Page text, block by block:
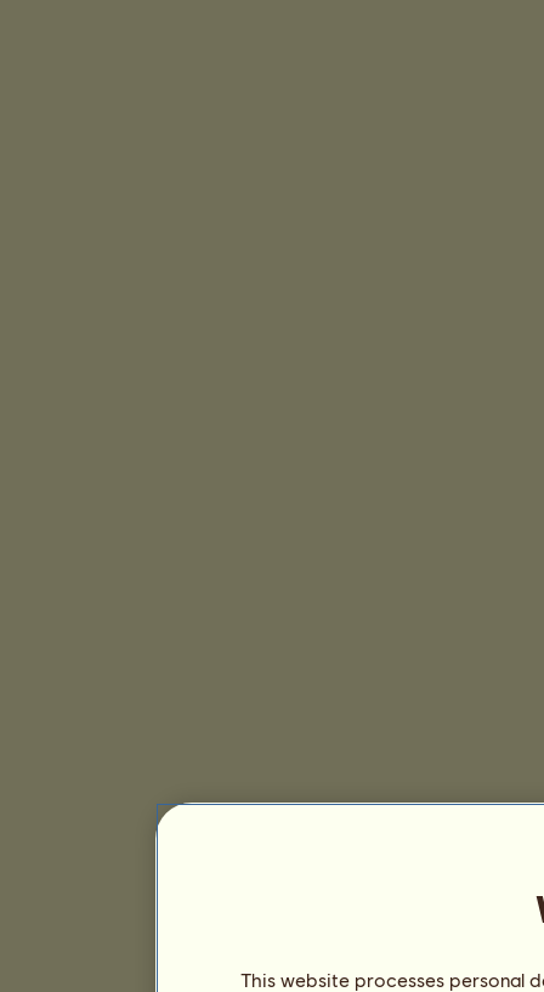
This website processes personal